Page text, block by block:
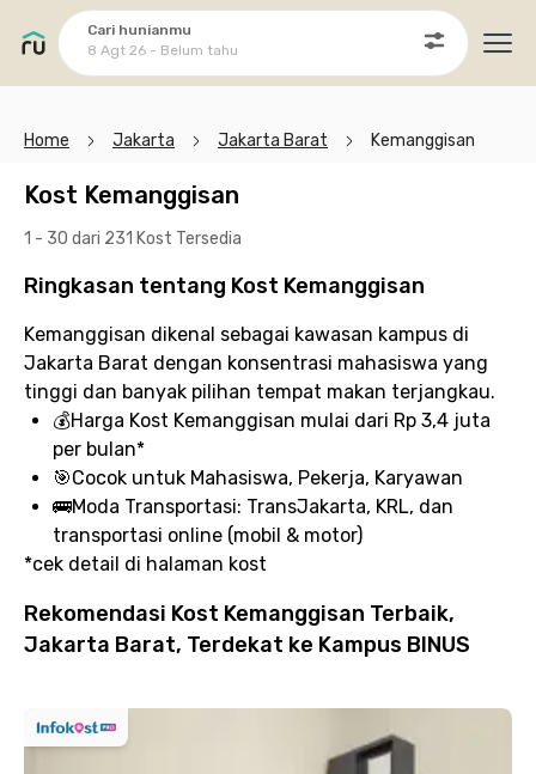
Cari hunianmu
8 Agt 26 - Belum tahu
Home Jakarta Jakarta Barat Kemanggisan
Kost Kemanggisan
1 - 30 dari 231 Kost Tersedia
Ringkasan tentang Kost Kemanggisan
Kemanggisan dikenal sebagai kawasan kampus di
Jakarta Barat dengan konsentrasi mahasiswa yang
tinggi dan banyak pilihan tempat makan terjangkau.
💰Harga Kost Kemanggisan mulai dari Rp 3,4 juta
per bulan*
🎯Cocok untuk Mahasiswa, Pekerja, Karyawan
🚌Moda Transportasi: TransJakarta, KRL, dan
transportasi online (mobil & motor)
*cek detail di halaman kost
Rekomendasi Kost Kemanggisan Terbaik,
Jakarta Barat, Terdekat ke Kampus BINUS